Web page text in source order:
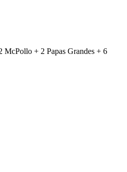
McPollo + 2 Papas Grandes + 6